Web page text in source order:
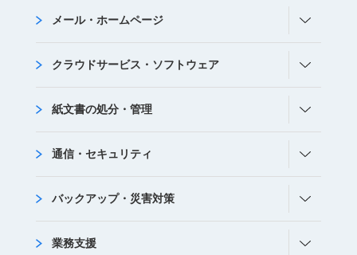
メール・ホームページ
クラウドサービス・ソフトウェア
紙文書の処分・管理
通信・セキュリティ
バックアップ・災害対策
業務支援